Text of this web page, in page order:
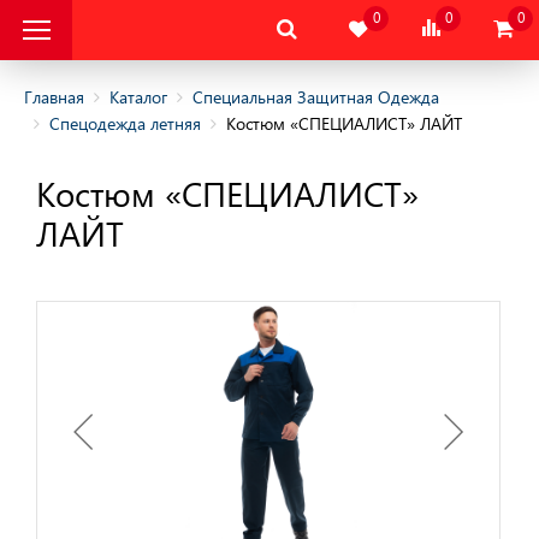
Защитная
0 0 0
Главная Каталог
Специальная Защитная Одежда
Спецодежда летняя
Костюм «СПЕЦИАЛИСТ» ЛАЙТ
Костюм «СПЕЦИАЛИСТ»
ЛАЙТ